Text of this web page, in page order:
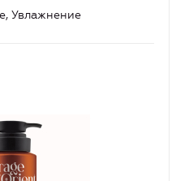
Увлажнение